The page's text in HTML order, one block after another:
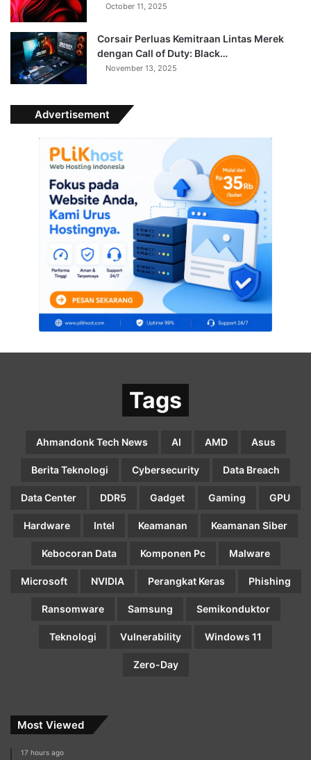
October 11, 2025
Corsair Perluas Kemitraan Lintas Merek
dengan Call of Duty: Black…
November 13, 2025
Advertisement
Tags
Ahmandonk Tech News AI AMD Asus
Berita Teknologi Cybersecurity Data Breach
Data Center DDR5 Gadget Gaming GPU
Hardware Intel Keamanan Keamanan Siber
Kebocoran Data Komponen Pc Malware
Microsoft NVIDIA Perangkat Keras Phishing
Ransomware Samsung Semikonduktor
Teknologi Vulnerability Windows 11
Zero-Day
Most Viewed
17 hours ago